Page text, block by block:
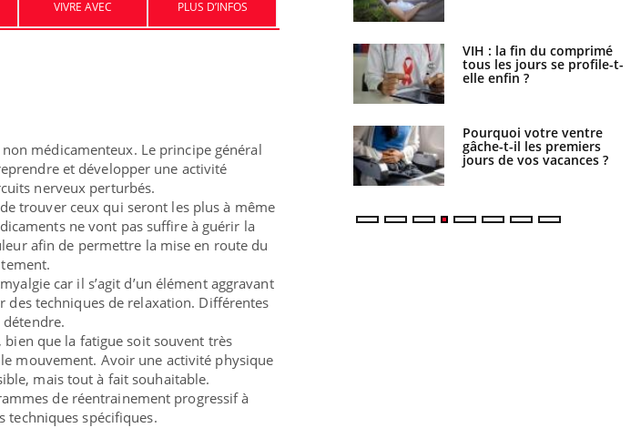
VIVRE AVEC PLUS D’INFOS
médicamenteux. Le principe général
et développer une activité
nerveux perturbés.
trouver ceux qui seront les plus à même
ne vont pas suffire à guérir la
afin de permettre la mise en route du
car il s’agit d’un élément aggravant
des techniques de relaxation. Différentes
bien que la fatigue soit souvent très
mouvement. Avoir une activité physique
mais tout à fait souhaitable.
de réentrainement progressif à
techniques spécifiques.
: une
aurait
au Pays
change dans la prise en
charge des femmes
enceintes
VIH : la fin du comprimé
tous les jours se profile-t-
elle enfin ?
Pourquoi votre ventre
gâche-t-il les premiers
jours de vos vacances ?